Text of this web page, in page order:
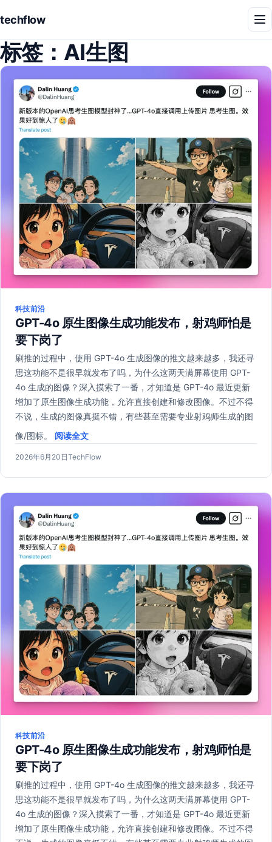
techflow
菜
单
标签： AI生图
科技前沿
GPT-4o 原生图像生成功能发布，射鸡师怕是
要下岗了
刷推的过程中，使用 GPT-4o 生成图像的推文越来越多，我还寻
思这功能不是很早就发布了吗，为什么这两天满屏幕使用 GPT-
4o 生成的图像？深入摸索了一番，才知道是 GPT-4o 最近更新
增加了原生图像生成功能，允许直接创建和修改图像。不过不得
不说，生成的图像真挺不错，有些甚至需要专业射鸡师生成的图
像/图标。 阅读全文
发
于
2026年6月20日作
TechFlow
科技前沿
GPT-4o 原生图像生成功能发布，射鸡师怕是
要下岗了
刷推的过程中，使用 GPT-4o 生成图像的推文越来越多，我还寻
思这功能不是很早就发布了吗，为什么这两天满屏幕使用 GPT-
4o 生成的图像？深入摸索了一番，才知道是 GPT-4o 最近更新
增加了原生图像生成功能，允许直接创建和修改图像。不过不得